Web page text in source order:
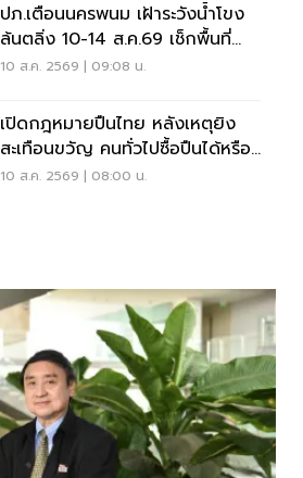
ปภ.เตือนนครพนม เฝ้าระวังน้ำโขง
ล้นตลิ่ง 10-14 ส.ค.69 เช็กพื้นที่
เสี่ยงด่วน
10 ส.ค. 2569 | 09:08 น.
เปิดกฎหมายปืนไทย หลังเหตุยิง
สะเทือนขวัญ คนทั่วไปซื้อปืนได้หรือ
ไม่?
10 ส.ค. 2569 | 08:00 น.